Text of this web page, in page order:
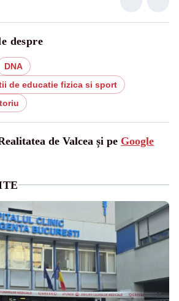
despre
DNA
de educatie fizica si sport
de Valcea și pe Google